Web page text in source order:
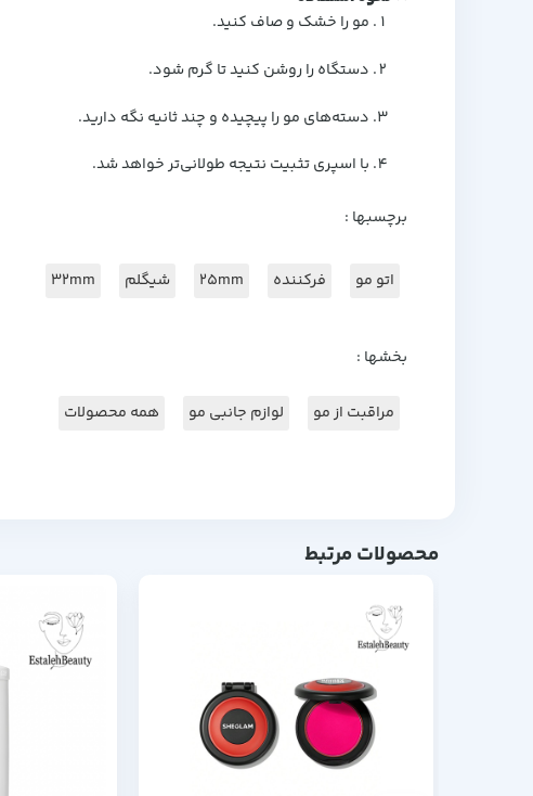
مو را خشک و صاف کنید.
دستگاه را روشن کنید تا گرم شود.
دسته‌های مو را پیچیده و چند ثانیه نگه دارید.
با اسپری تثبیت نتیجه طولانی‌تر خواهد شد.
برچسبها :
اتو مو فرکننده 25mm شیگلم 32mm
بخشها :
مراقبت از مو لوازم جانبی مو همه محصولات
محصولات مرتبط